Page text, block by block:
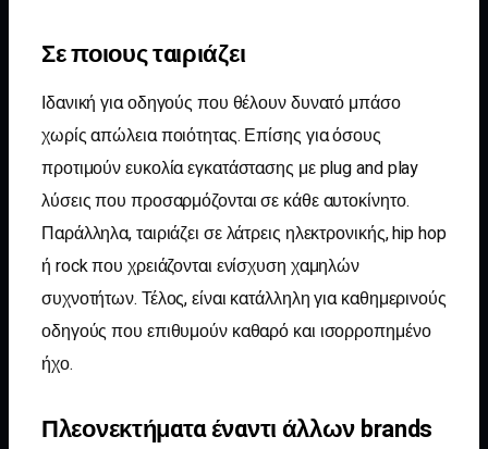
Σε ποιους ταιριάζει
Ιδανική για οδηγούς που θέλουν δυνατό μπάσο
χωρίς απώλεια ποιότητας. Επίσης για όσους
προτιμούν ευκολία εγκατάστασης με plug and play
λύσεις που προσαρμόζονται σε κάθε αυτοκίνητο.
Παράλληλα, ταιριάζει σε λάτρεις ηλεκτρονικής, hip hop
ή rock που χρειάζονται ενίσχυση χαμηλών
συχνοτήτων. Τέλος, είναι κατάλληλη για καθημερινούς
οδηγούς που επιθυμούν καθαρό και ισορροπημένο
ήχο.
Πλεονεκτήματα έναντι άλλων brands